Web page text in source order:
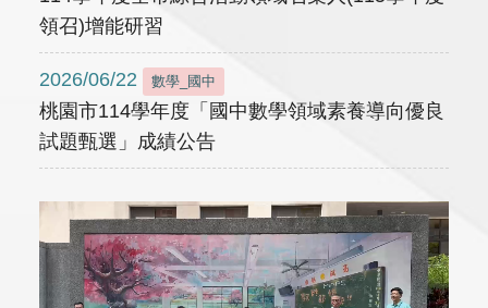
領召)增能研習
2026/06/22 數學_國中
桃園市114學年度「國中數學領域素養導向優良
試題甄選」成績公告